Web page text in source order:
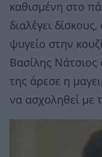
καθισμένη στο
διαλέγει
ψυγείο στην
Βασίλης Νάτσιος
της άρεσε η
να ασχοληθεί με